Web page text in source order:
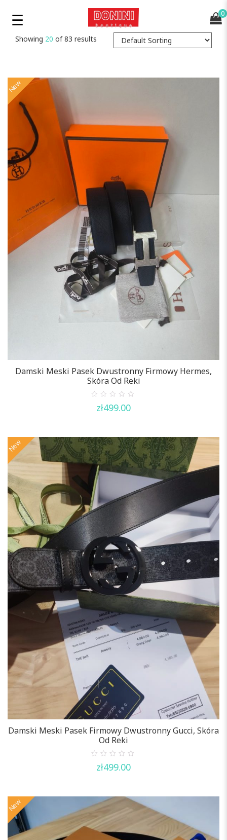
0
Showing 20 of 83 results
New
Damski Meski Pasek Dwustronny Firmowy Hermes,
Skóra Od Reki
out
zł499.00
New
Damski Meski Pasek Firmowy Dwustronny Gucci, Skóra
Od Reki
out
zł499.00
New